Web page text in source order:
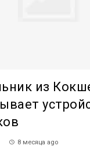
из
8 месяца ago